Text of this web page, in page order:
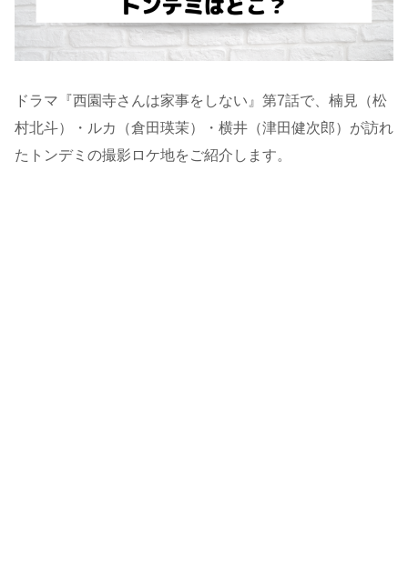
ドラマ『西園寺さんは家事をしない』第7話で、楠見（松
村北斗）・ルカ（倉田瑛茉）・横井（津田健次郎）が訪れ
たトンデミの撮影ロケ地をご紹介します。